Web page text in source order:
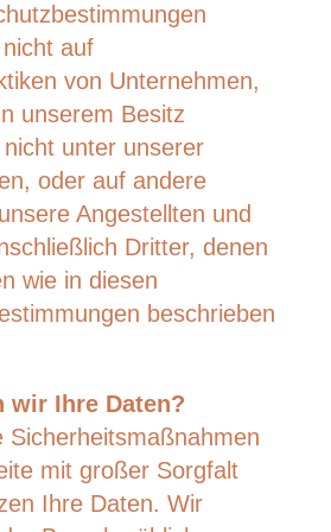
auf
von Unternehmen,
unserem Besitz
nicht unter unserer
oder auf andere
Angestellten und
Dritter, denen
wie in diesen
beschrieben
wir Ihre Daten?
Sicherheitsmaßnahmen
mit großer Sorgfalt
Ihre Daten. Wir